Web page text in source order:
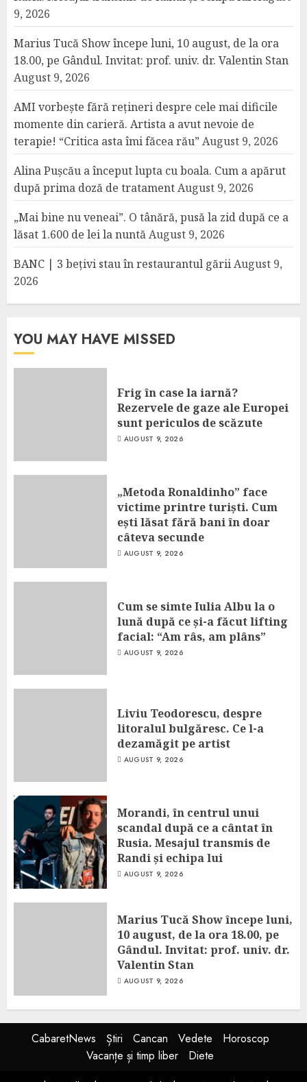
9, 2026
Marius Tucă Show începe luni, 10 august, de la ora
18.00, pe Gândul. Invitat: prof. univ. dr. Valentin Stan
August 9, 2026
AMI vorbește fără rețineri despre cele mai dificile
momente din carieră. Artista a avut nevoie de
terapie! “Critica asta îmi făcea rău” August 9, 2026
Alina Pușcău a început lupta cu boala. Cum a apărut
după prima doză de tratamentAugust 9, 2026
„Mai bine nu veneai”. O tânără, pusă la zid după ce a
lăsat 1.600 de lei la nuntăAugust 9, 2026
BANC | 3 bețivi stau în restaurantul găriiAugust 9,
2026
YOU MAY HAVE MISSED
Frig în case la iarnă?
Rezervele de gaze ale Europei
sunt periculos de scăzute
AUGUST 9, 2026
„Metoda Ronaldinho” face
victime printre turiști. Cum
ești lăsat fără bani în doar
câteva secunde
AUGUST 9, 2026
Cum se simte Iulia Albu la o
lună după ce și-a făcut lifting
facial: “Am râs, am plâns”
AUGUST 9, 2026
Liviu Teodorescu, despre
litoralul bulgăresc. Ce l-a
dezamăgit pe artist
AUGUST 9, 2026
Morandi, în centrul unui
scandal după ce a cântat în
Rusia. Mesajul transmis de
Randi și echipa lui
AUGUST 9, 2026
Marius Tucă Show începe luni,
10 august, de la ora 18.00, pe
Gândul. Invitat: prof. univ. dr.
Valentin Stan
AUGUST 9, 2026
CabaretNews Știri Cancan Vedete
Horoscop
Vacanțe și timp liber
Diete